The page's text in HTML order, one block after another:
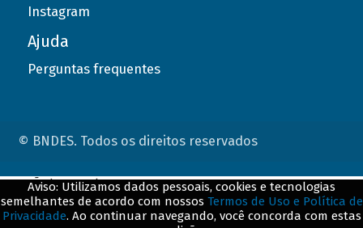
Instagram
Ajuda
Perguntas frequentes
© BNDES. Todos os direitos reservados
Aviso: Utilizamos dados pessoais, cookies e tecnologias
semelhantes de acordo com nossos Termos de Uso e Política de
Privacidade. Ao continuar navegando, você concorda com estas
ConteÃºdo complementar
${title}${badge}